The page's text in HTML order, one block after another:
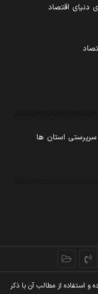
دنیای اقتصاد
سرپرستی استان ها
و استفاده از مطالب آن با ذکر